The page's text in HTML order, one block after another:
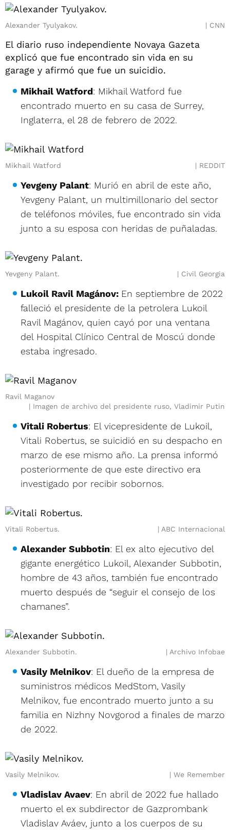
Alexander Tyulyakov. CNN
El diario ruso independiente Novaya Gazeta
explicó que fue encontrado sin vida en su
garage y afirmó que fue un suicidio.
Mikhail Watford: Mikhail Watford fue
encontrado muerto en su casa de Surrey,
Inglaterra, el 28 de febrero de 2022.
Mikhail Watford REDDIT
Yevgeny Palant: Murió en abril de este año,
Yevgeny Palant, un multimillonario del sector
de teléfonos móviles, fue encontrado sin vida
junto a su esposa con heridas de puñaladas.
Yevgeny Palant. Civil Georgia
Lukoil Ravil Magánov: En septiembre de 2022
falleció el presidente de la petrolera Lukoil
Ravil Magánov, quien cayó por una ventana
del Hospital Clínico Central de Moscú donde
estaba ingresado.
Ravil Maganov
Imagen de archivo del presidente ruso, Vladimir Putin
Vitali Robertus: El vicepresidente de Lukoil,
Vitali Robertus, se suicidió en su despacho en
marzo de ese mismo año. La prensa informó
posteriormente de que este directivo era
investigado por recibir sobornos.
Vitali Robertus. ABC Internacional
Alexander Subbotin: El ex alto ejecutivo del
gigante energético Lukoil, Alexander Subbotin,
hombre de 43 años, también fue encontrado
muerto después de “seguir el consejo de los
chamanes”.
Alexander Subbotin. Archivo Infobae
Vasily Melnikov: El dueño de la empresa de
suministros médicos MedStom, Vasily
Melnikov, fue encontrado muerto junto a su
familia en Nizhny Novgorod a finales de marzo
de 2022.
Vasily Melnikov. We Remember
Vladislav Avaev: En abril de 2022 fue hallado
muerto el ex subdirector de Gazprombank
Vladislav Aváev, junto a los cuerpos de su